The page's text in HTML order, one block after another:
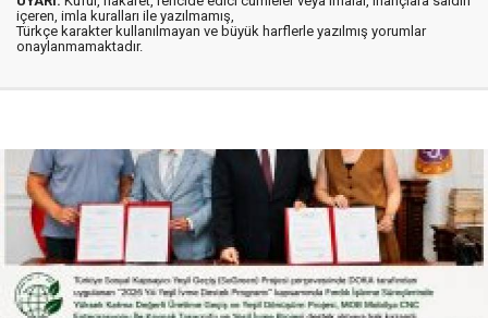
içeren, imla kuralları ile yazılmamış,
Türkçe karakter kullanılmayan ve büyük harflerle yazılmış yorumlar
onaylanmamaktadır.